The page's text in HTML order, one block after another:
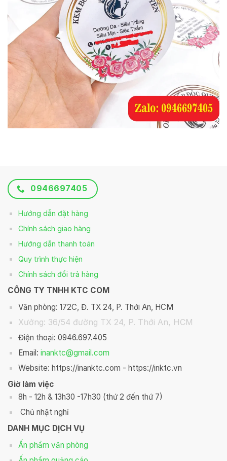
0946697405
Hướng dẫn đặt hàng
Chính sách giao hàng
Hướng dẫn thanh toán
Quy trình thực hiện
Chính sách đổi trả hàng
CÔNG TY TNHH KTC COM
Văn phòng: 172C, Đ. TX 24, P. Thới An, HCM
Xưởng: 36/54 đường TX 24, P. Thới An, HCM
Điện thoại: 0946.697.405
Email: inanktc@gmail.com
Website: https://inanktc.com - https://inktc.vn
Giờ làm việc
8h - 12h & 13h30 -17h30 (thứ 2 đến thứ 7)
Chủ nhật nghỉ
DANH MỤC DỊCH VỤ
Ấn phẩm văn phòng